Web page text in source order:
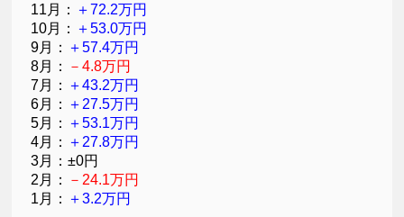
11月： ＋72.2万円
10月： ＋53.0万円
9月： ＋57.4万円
8月：
－4.8万円
7月： ＋43.2万円
6月： ＋27.5万円
5月： ＋53.1万円
4月： ＋27.8万円
3月：±0円
2月：
－24.1万円
1月： ＋3.2万円